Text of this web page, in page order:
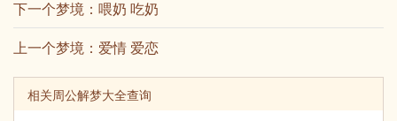
下一个梦境： 喂奶 吃奶
上一个梦境： 爱情 爱恋
相关周公解梦大全查询